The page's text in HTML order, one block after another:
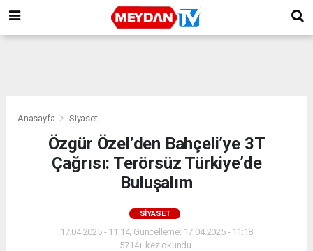
Anasayfa Siyaset
Özgür Özel’den Bahçeli’ye 3T
Çağrısı: Terörsüz Türkiye’de
Buluşalım
SIYASET
17.04.2025 - 11:14, Güncelleme: 17.04.2025 - 11:18
5714+ kez okundu.